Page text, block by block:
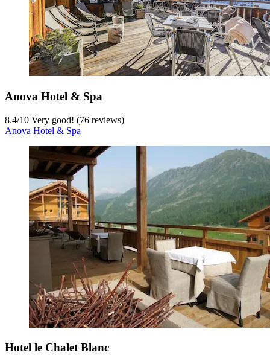
Anova Hotel & Spa
8.4/10 Very good! (76 reviews)
Anova Hotel & Spa
Hotel le Chalet Blanc